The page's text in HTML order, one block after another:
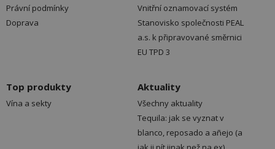
Právní podmínky
Doprava
Vnitřní oznamovací systém
Stanovisko společnosti PEAL
a.s. k připravované směrnici
EU TPD 3
Top produkty
Vína a sekty
Aktuality
Všechny aktuality
Tequila: jak se vyznat v
blanco, reposado a añejo (a